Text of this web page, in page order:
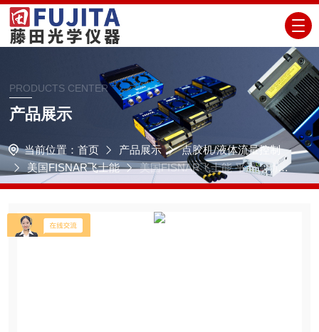
PRODUCTS CENTER
产品展示
当前位置： 首页 产品展示
点胶机/液体流量控制
美国FISNAR飞士能
美国FISNAR飞士能 平滑流动活
塞